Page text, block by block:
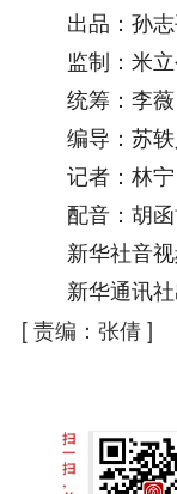
出品：孙志
监制：米立
统筹：李薇
编导：苏轶
记者：林宁
配音：胡函
新华社音视
新华通讯社
[责编：张倩]